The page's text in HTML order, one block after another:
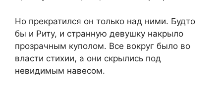
Но прекратился он только над ними. Будто
бы и Риту, и странную девушку накрыло
прозрачным куполом. Все вокруг было во
власти стихии, а они скрылись под
невидимым навесом.